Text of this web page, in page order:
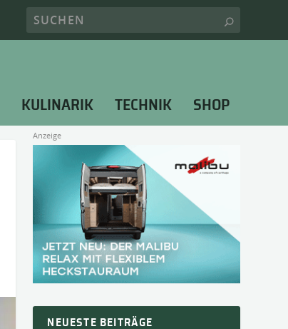
KULINARIK TECHNIK SHOP
Anzeige
NEUESTE BEITRÄGE